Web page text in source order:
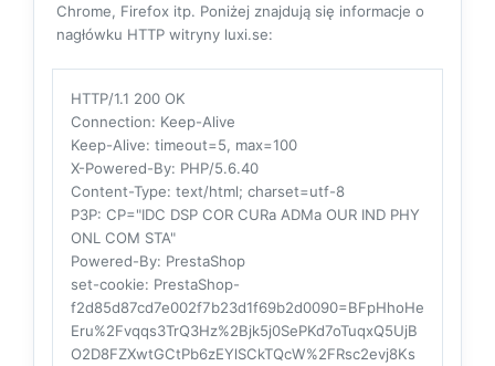
Chrome, Firefox itp. Poniżej znajdują się informacje o
nagłówku HTTP witryny luxi.se:
HTTP/1.1 200 OK
Connection: Keep-Alive
Keep-Alive: timeout=5, max=100
X-Powered-By: PHP/5.6.40
Content-Type: text/html; charset=utf-8
P3P: CP="IDC DSP COR CURa ADMa OUR IND PHY
ONL COM STA"
Powered-By: PrestaShop
set-cookie: PrestaShop-
f2d85d87cd7e002f7b23d1f69b2d0090=BFpHhoHe
Eru%2Fvqqs3TrQ3Hz%2Bjk5j0SePKd7oTuqxQ5UjB
O2D8FZXwtGCtPb6zEYlSCkTQcW%2FRsc2evj8Ks